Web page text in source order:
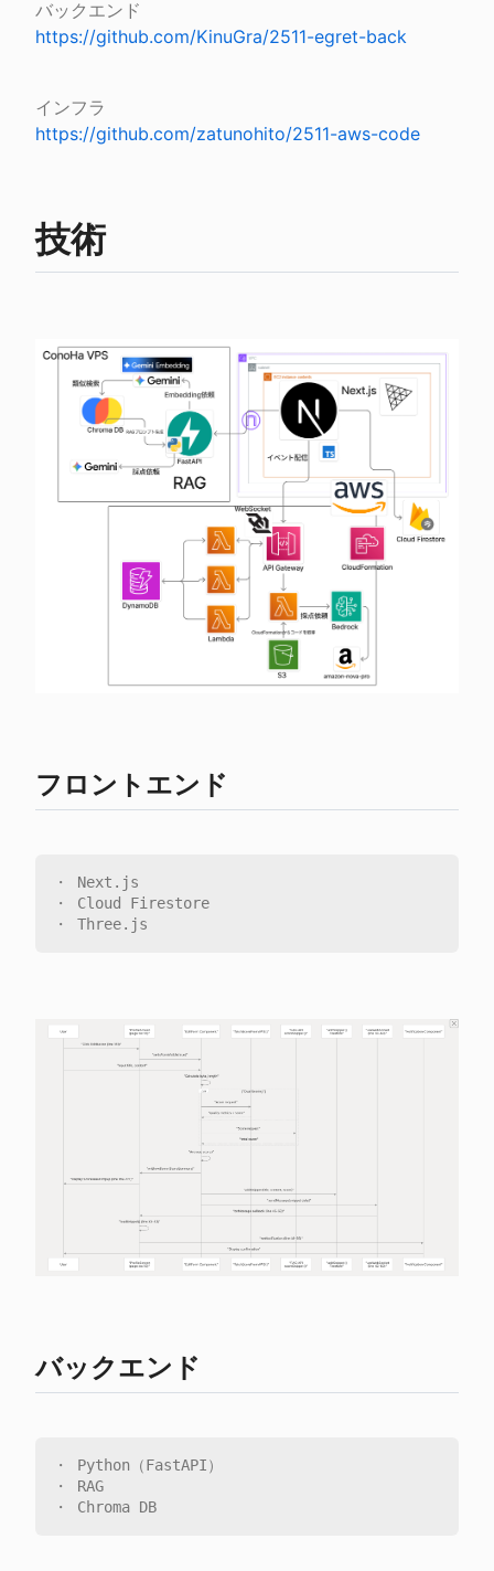
https://github.com/KinuGra/2511-egret-back
https://github.com/zatunohito/2511-aws-code
技術
フロントエンド
・ Next.js
・ Cloud Firestore
バックエンド
・ Python（FastAPI）
・ RAG